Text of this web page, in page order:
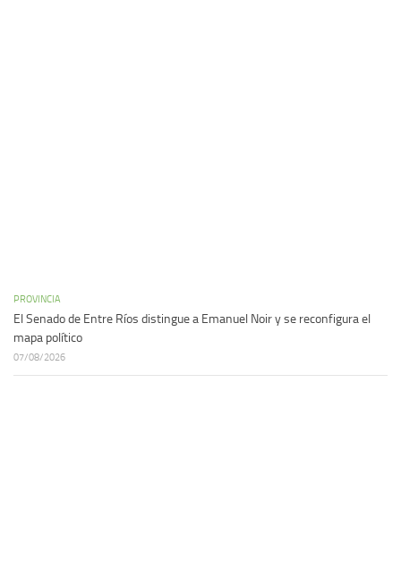
PROVINCIA
El Senado de Entre Ríos distingue a Emanuel Noir y se reconfigura el
mapa político
07/08/2026